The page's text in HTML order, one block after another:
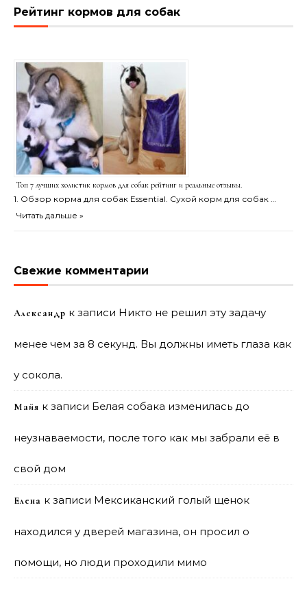
Рейтинг кормов для собак
Топ 7 лучших холистик кормов для собак рейтинг и реальные отзывы.
1. Обзор корма для собак Essential. Сухой корм для собак …
Читать дальше »
Свежие комментарии
Александр к записи Никто не решил эту задачу
менее чем за 8 секунд. Вы должны иметь глаза как
у сокола.
Майя к записи Белая собака изменилась до
неузнаваемости, после того как мы забрали её в
свой дом
Елена к записи Мексиканский голый щенок
находился у дверей магазина, он просил о
помощи, но люди проходили мимо